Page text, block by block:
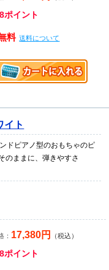
ポイント
料 送料について
イト
ドピアノ型のおもちゃのピ
のままに、弾きやすさ
： 17,380円 （税込）
ポイント